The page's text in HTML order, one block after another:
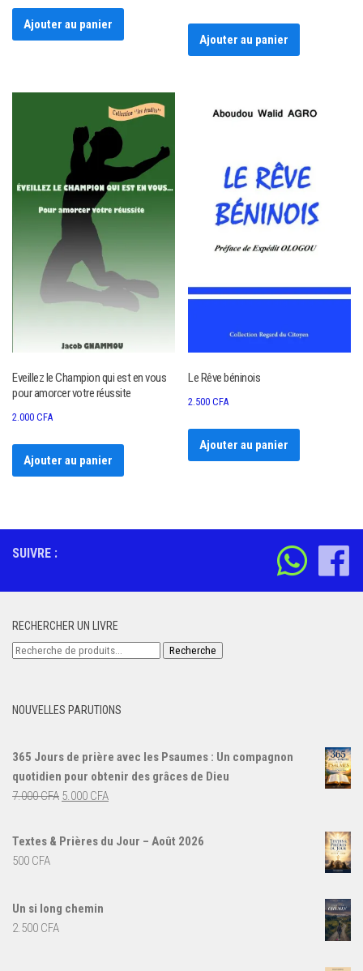
Ajouter au panier
Ajouter au panier
Eveillez le Champion qui est en vous
pour amorcer votre réussite
2.000 CFA
Ajouter au panier
Le Rêve béninois
2.500CFA
Ajouter au panier
SUIVRE :
RECHERCHER UN LIVRE
Recherche
Recherche
NOUVELLES PARUTIONS
365 Jours de prière avec les Psaumes : Un compagnon
quotidien pour obtenir des grâces de Dieu
7.000CFA Le
initial
5.000 CFALe
actuel
Textes & Prières du Jour – Août 2026
500 CFA
Un si long chemin
2.500 CFA